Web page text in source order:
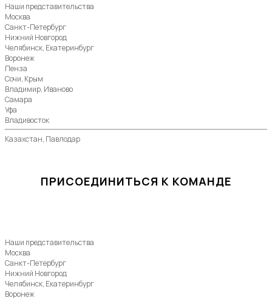
Наши представительства
Москва
Санкт-Петербург
Нижний Новгород
Челябинск, Екатеринбург
Воронеж
Пенза
Сочи, Крым
Владимир, Иваново
Самара
Уфа
Владивосток
Казахстан, Павлодар
ПРИСОЕДИНИТЬСЯ К КОМАНДЕ
Наши представительства
Москва
Санкт-Петербург
Нижний Новгород
Челябинск, Екатеринбург
Воронеж